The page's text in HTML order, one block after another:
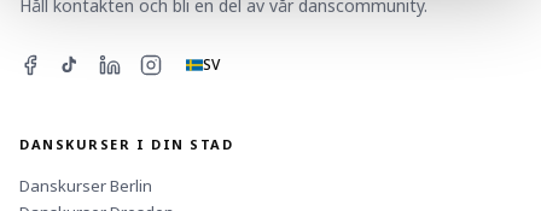
Håll kontakten och bli en del av vår danscommunity.
SV
DANSKURSER I DIN STAD
DanskurserBerlin